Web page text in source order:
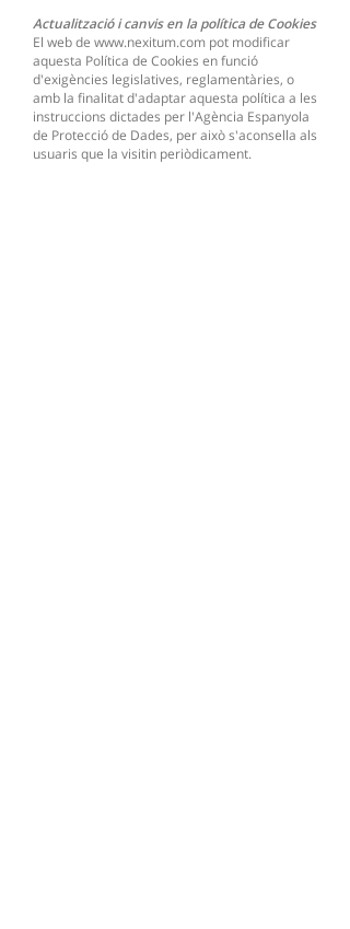
Actualització i canvis en la política de Cookies
El web de www.nexitum.com pot modificar
aquesta Política de Cookies en funció
d'exigències legislatives, reglamentàries, o
amb la finalitat d'adaptar aquesta política a les
instruccions dictades per l'Agència Espanyola
de Protecció de Dades, per això s'aconsella als
usuaris que la visitin periòdicament.